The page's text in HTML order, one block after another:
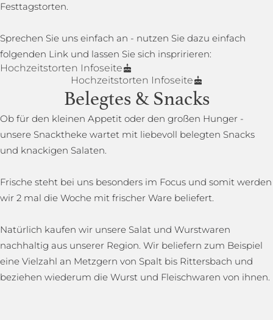
Festtagstorten.
Sprechen Sie uns einfach an - nutzen Sie dazu einfach
folgenden Link und lassen Sie sich inspririeren:
Hochzeitstorten Infoseite
Hochzeitstorten Infoseite
Belegtes & Snacks
Ob für den kleinen Appetit oder den großen Hunger -
unsere Snacktheke wartet mit liebevoll belegten Snacks
und knackigen Salaten.
Frische steht bei uns besonders im Focus und somit werden
wir 2 mal die Woche mit frischer Ware beliefert.
Natürlich kaufen wir unsere Salat und Wurstwaren
nachhaltig aus unserer Region. Wir beliefern zum Beispiel
eine Vielzahl an Metzgern von Spalt bis Rittersbach und
beziehen wiederum die Wurst und Fleischwaren von ihnen.